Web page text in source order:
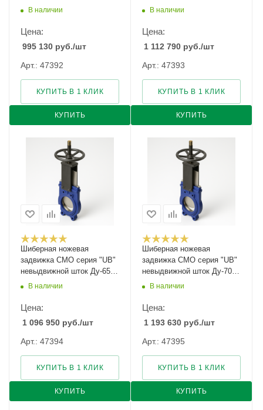
Ру-4В наличии
Цена:
995 130 руб./шт
Арт.: 47392
КУПИТЬ
КУПИТЬ В 1 КЛИК
Ру-4В наличии
Цена:
1 112 790 руб./шт
Арт.: 47393
КУПИТЬ
КУПИТЬ В 1 КЛИК
Шиберная ножевая
задвижка CMO серия "UB"
невыдвижной шток Ду-65
Ру-10
В наличии
Цена:
1 096 950 руб./шт
Арт.: 47394
КУПИТЬ
КУПИТЬ В 1 КЛИК
Шиберная ножевая
задвижка CMO серия "UB"
невыдвижной шток Ду-700
Ру-2В наличии
Цена:
1 193 630 руб./шт
Арт.: 47395
КУПИТЬ
КУПИТЬ В 1 КЛИК